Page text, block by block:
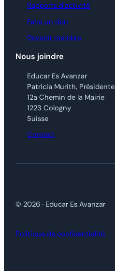
Rapports d’activité
Faire un don
Devenir membre
Nous joindre
Educar Es Avanzar
Patricia Murith, Présidente
12a Chemin de la Mairie
1223 Cologny
Suisse
Contact
© 2026 · Educar Es Avanzar
Politique de confidentialité